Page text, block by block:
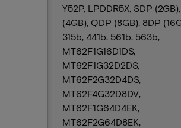
Y52P, LPDDR5X, SDP
(4GB), QDP (8GB), 8DP
315b, 441b, 561b, 563b,
MT62F1G16D1DS,
MT62F1G32D2DS,
MT62F2G32D4DS,
MT62F4G32D8DV,
MT62F1G64D4EK,
MT62F2G64D8EK,